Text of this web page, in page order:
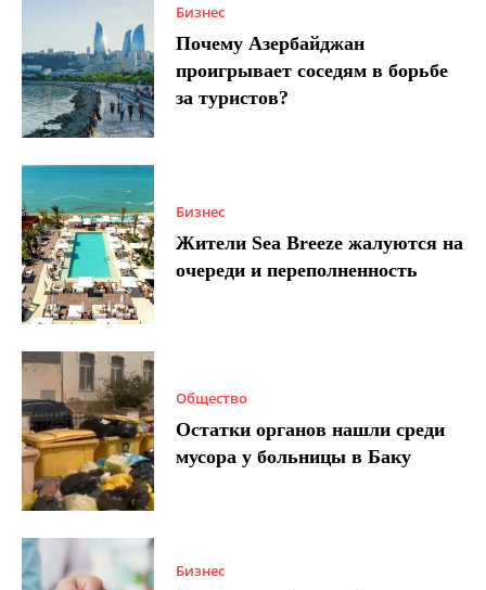
Бизнес
Почему Азербайджан
проигрывает соседям в борьбе
за туристов?
Бизнес
Жители Sea Breeze жалуются на
очереди и переполненность
Общество
Остатки органов нашли среди
мусора у больницы в Баку
Бизнес